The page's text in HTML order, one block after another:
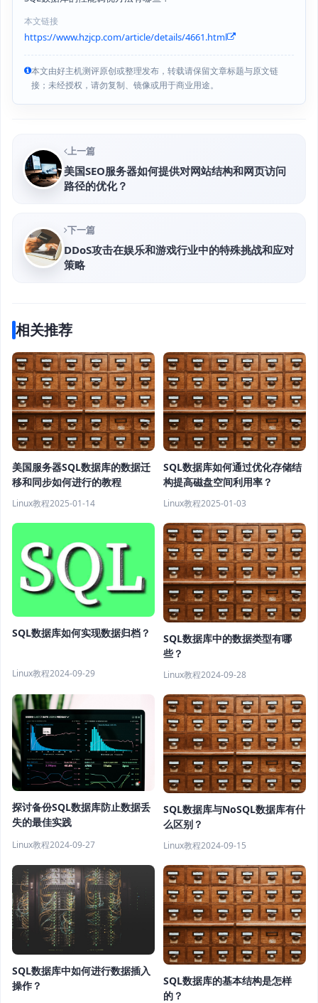
本文链接
https://www.hzjcp.com/article/details/4661.html
本文由好主机测评原创或整理发布，转载请保留文章标题与原文链
接；未经授权，请勿复制、镜像或用于商业用途。
上一篇
美国SEO服务器如何提供对网站结构和网页访问
路径的优化？
下一篇
DDoS攻击在娱乐和游戏行业中的特殊挑战和应对
策略
相关推荐
美国服务器SQL数据库的数据迁
移和同步如何进行的教程
Linux教程2025-01-14
SQL数据库如何通过优化存储结
构提高磁盘空间利用率？
Linux教程2025-01-03
SQL数据库如何实现数据归档？
Linux教程2024-09-29
SQL数据库中的数据类型有哪
些？
Linux教程2024-09-28
探讨备份SQL数据库防止数据丢
失的最佳实践
Linux教程2024-09-27
SQL数据库与NoSQL数据库有什
么区别？
Linux教程2024-09-15
SQL数据库中如何进行数据插入
操作？
SQL数据库的基本结构是怎样
的？